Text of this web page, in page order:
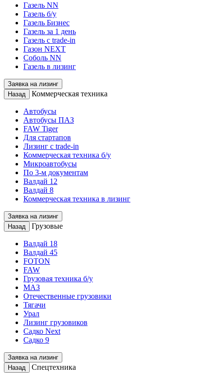
Газель NN
Газель б/у
Газель Бизнес
Газель за 1 день
Газель с trade-in
Газон NEXT
Соболь NN
Газель в лизинг
Заявка на лизинг
Назад
Коммерческая техника
Автобусы
Автобусы ПАЗ
FAW Tiger
Для стартапов
Лизинг с trade-in
Коммерческая техника б/у
Микроавтобусы
По 3-м документам
Валдай 12
Валдай 8
Коммерческая техника в лизинг
Заявка на лизинг
Назад
Грузовые
Валдай 18
Валдай 45
FOTON
FAW
Грузовая техника б/у
МАЗ
Отечественные грузовики
Тягачи
Урал
Лизинг грузовиков
Садко Next
Садко 9
Заявка на лизинг
Назад
Спецтехника